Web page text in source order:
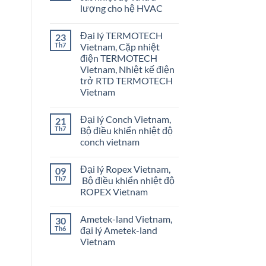
lượng cho hệ HVAC
bình
luận
ở
Onicon
Vietnam
–
Giám
sát
nhiệt
lưu
lượng
cho
hệ
23
Th7
Đại lý TERMOTECH
Vietnam, Cặp nhiệt
điện TERMOTECH
Vietnam, Nhiệt kế điện
trở RTD TERMOTECH
Vietnam
bình
luận
ở
Đại
Vietnam,
Cặp
nhiệt
điện
TERMOTECH
kế
điện
trở
RTD
21
Th7
Đại lý Conch Vietnam,
Bộ điều khiển nhiệt độ
conch vietnam
bình
luận
ở
Đại
Vietnam,
Bộ
điều
khiển
nhiệt
09
Th7
Đại lý Ropex Vietnam,
Bộ điều khiển nhiệt độ
ROPEX Vietnam
bình
luận
ở
Đại
30
Th6
Ametek-land Vietnam,
đại lý Ametek-land
Vietnam